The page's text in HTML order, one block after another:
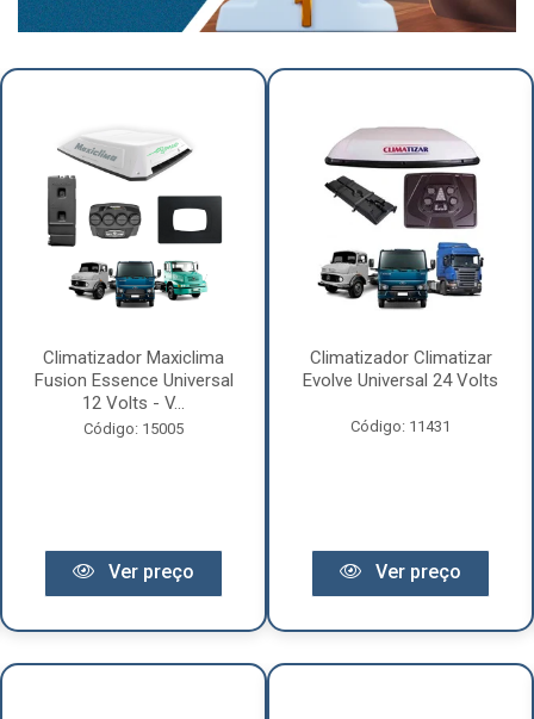
Climatizador Maxiclima
Fusion Essence Universal
12 Volts - V...
Código: 15005
Ver preço
Climatizador Climatizar
Evolve Universal 24 Volts
Código: 11431
Ver preço